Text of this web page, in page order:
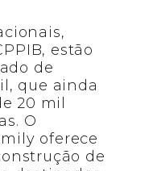
estão
de
que ainda
20 mil
O
oferece
de